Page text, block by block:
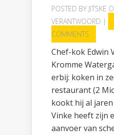
POSTED BY JITSKE
VERANTWOORD |
COMMENTS
Chef-kok Edwin
Kromme
erbij: koken in
restaurant (2
kookt hij al
Vinke heeft zijn
aanvoer van